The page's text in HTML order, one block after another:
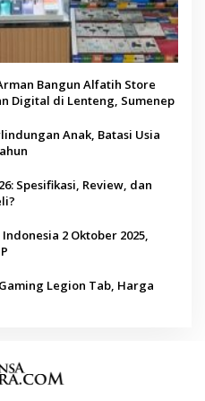
Bangun Alfatih Store
Digital di Lenteng, Sumenep
Anak, Batasi Usia
Spesifikasi, Review, dan
2 Oktober 2025,
Legion Tab, Harga